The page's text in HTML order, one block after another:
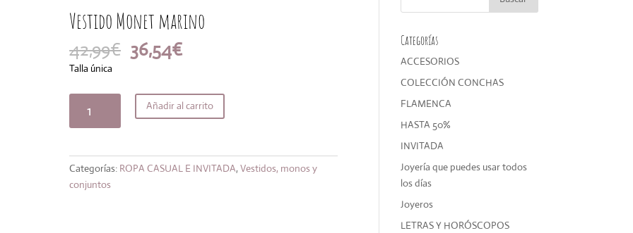
Vestido Monet marino
42,99€ El
precio
era:
42,99€.
36,54€El
es:
36,54€.
Talla única
Monet
Añadir al carrito
Categorías: ROPA CASUAL E INVITADA,Vestidos, monos y
conjuntos
Categorías
ACCESORIOS
COLECCIÓN CONCHAS
FLAMENCA
HASTA 50%
INVITADA
Joyería que puedes usar todos
los días
Joyeros
LETRAS Y HORÓSCOPOS